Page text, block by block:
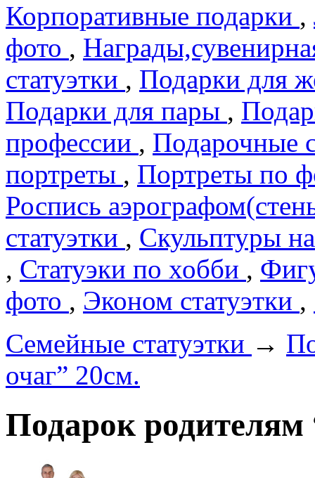
Корпоративные подарки ,
фото ,
статуэтки , Подарки для
Подарки для пары ,
профеcсии , Подарочные
портреты , Портреты по
Роспись
статуэтки , Скульптуры
, Статуэки по хобби ,
фото , Эконом статуэтки ,
Семейные статуэтки →
очаг” 20см.
Подарок